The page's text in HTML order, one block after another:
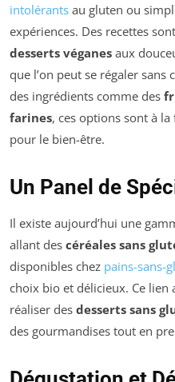
intolérants au gluten ou
expériences. Des recettes
desserts véganes aux
que l’on peut se régaler
des ingrédients comme des
farines, ces options sont à
pour le bien-être.
Un Panel de
Il existe aujourd’hui une
allant des céréales sans
disponibles chez pains-sans-
choix bio et délicieux. Ce lien
réaliser des desserts sans
des gourmandises tout en